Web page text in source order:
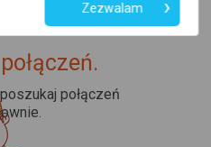
nam się
połączeń
Zezwalam